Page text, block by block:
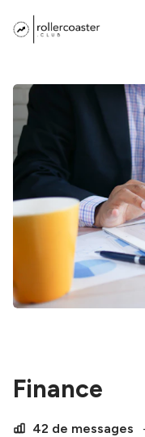
Finance
42 de messages